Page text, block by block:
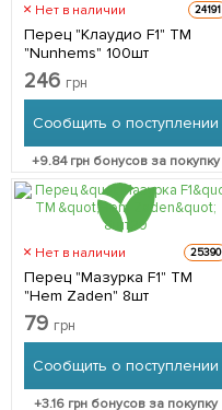
Нет в наличии 24191
Перец "Клаудио F1" ТМ
"Nunhems" 100шт
246 грн
Сообщить о поступлении
+9.84грн бонусов за покупку
Нет в наличии 25390
Перец "Мазурка F1" ТМ
"Hem Zaden" 8шт
79 грн
Сообщить о поступлении
+3.16 грн бонусов за покупку